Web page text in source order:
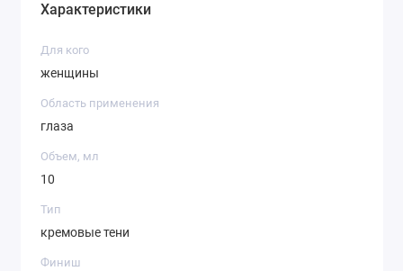
Характеристики
Для кого
женщины
Область применения
глаза
Объем, мл
10
Тип
кремовые тени
Финиш